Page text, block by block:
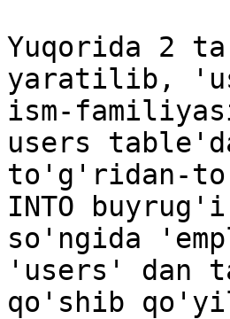
Yuqorida 2
yaratilib,
ism-
users
to'g'ridan-
INTO
so'ngida
'users' dan
qo'shib